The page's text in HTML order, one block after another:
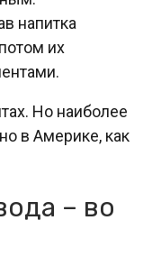
напитка
их
Но наиболее
в Америке, как
– во